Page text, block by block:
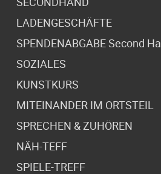
LADENGESCHÄFTE
SPENDENABGABE Second
SOZIALES
KUNSTKURS
MITEINANDER IM ORTSTEIL
SPRECHEN & ZUHÖREN
NÄH-TEFF
SPIELE-TREFF